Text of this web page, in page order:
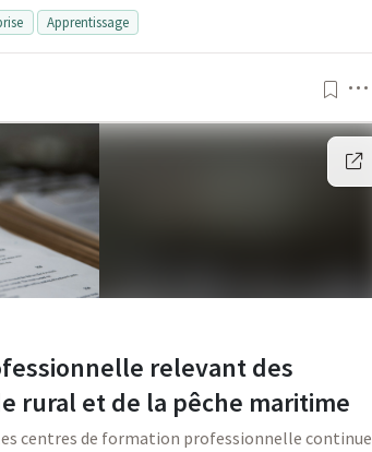
Apprentissage
relevant des
rural et de la pêche maritime
centres de formation professionnelle continue